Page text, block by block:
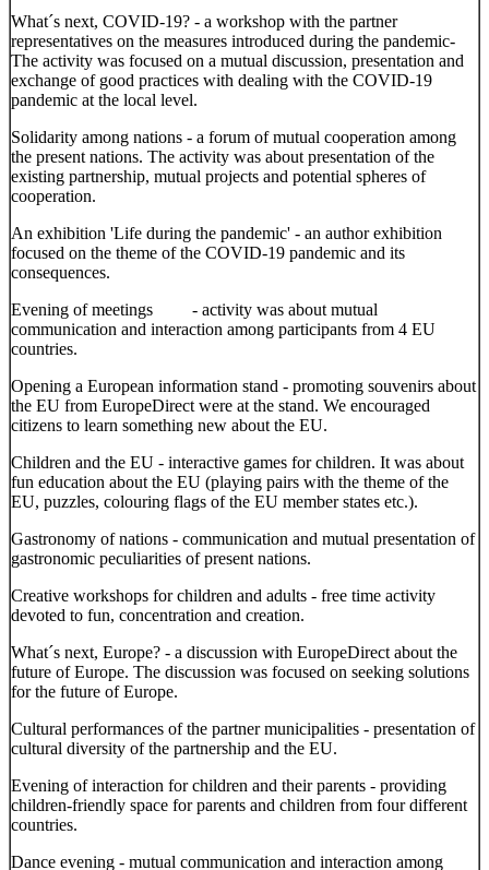
What´s next, COVID-19? - a workshop with the partner
representatives on the measures introduced during the pandemic-
The activity was focused on a mutual discussion, presentation and
exchange of good practices with dealing with the COVID-19
pandemic at the local level.
Solidarity among nations - a forum of mutual cooperation among
the present nations. The activity was about presentation of the
existing partnership, mutual projects and potential spheres of
cooperation.
An exhibition 'Life during the pandemic' - an author exhibition
focused on the theme of the COVID-19 pandemic and its
consequences.
Evening of meetings - activity was about mutual
communication and interaction among participants from 4 EU
countries.
Opening a European information stand - promoting souvenirs about
the EU from EuropeDirect were at the stand. We encouraged
citizens to learn something new about the EU.
Children and the EU - interactive games for children. It was about
fun education about the EU (playing pairs with the theme of the
EU, puzzles, colouring flags of the EU member states etc.).
Gastronomy of nations - communication and mutual presentation of
gastronomic peculiarities of present nations.
Creative workshops for children and adults - free time activity
devoted to fun, concentration and creation.
What´s next, Europe? - a discussion with EuropeDirect about the
future of Europe. The discussion was focused on seeking solutions
for the future of Europe.
Cultural performances of the partner municipalities - presentation of
cultural diversity of the partnership and the EU.
Evening of interaction for children and their parents - providing
children-friendly space for parents and children from four different
countries.
Dance evening - mutual communication and interaction among